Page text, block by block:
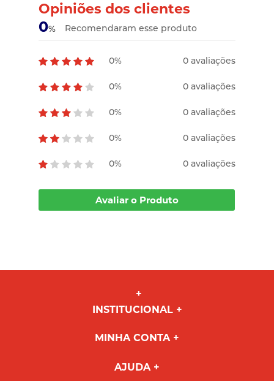
Opiniões dos clientes
0% Recomendaram esse produto
0% 0 avaliações
0% 0 avaliações
0% 0 avaliações
0% 0 avaliações
0% 0 avaliações
Avaliar o Produto
INSTITUCIONAL
MINHA CONTA
AJUDA